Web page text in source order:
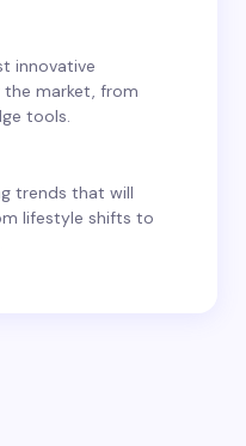
innovative
market, from
tools.
trends that will
lifestyle shifts to